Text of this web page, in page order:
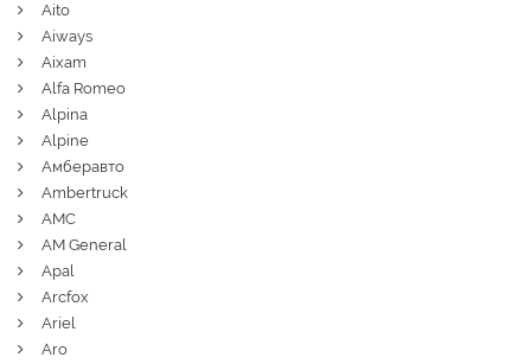
Aito
Aiways
Aixam
Alfa Romeo
Alpina
Alpine
Амберавто
Ambertruck
AMC
AM General
Apal
Arcfox
Ariel
Aro